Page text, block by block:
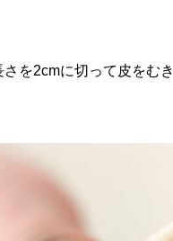
を2cmに切って皮をむ